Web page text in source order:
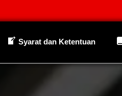
Syarat dan Ketentuan